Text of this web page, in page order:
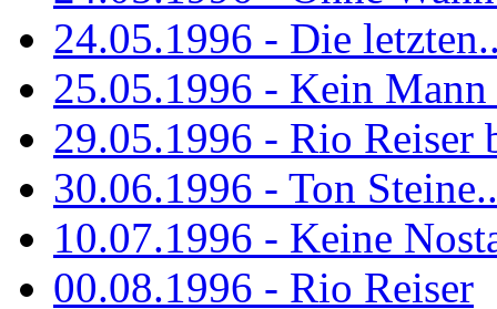
24.05.1996 - Die
25.05.1996 - Kein
29.05.1996 - Rio Reiser
30.06.1996 - Ton
10.07.1996 - Keine
00.08.1996 - Rio Reiser